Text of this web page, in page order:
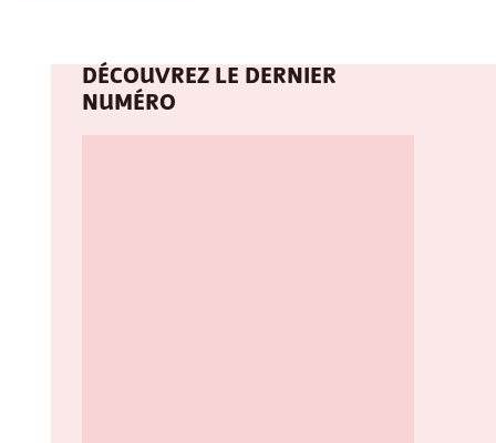
DÉCOUVREZ LE DERNIER
NUMÉRO